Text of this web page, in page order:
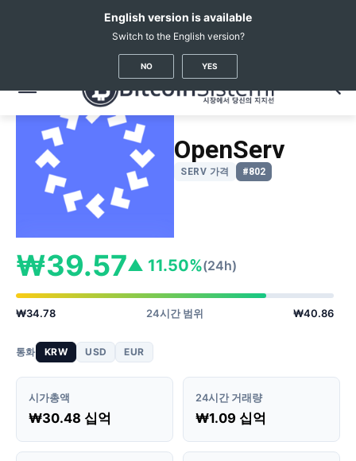
가상화폐 시세 OpenServ(SERV)
OpenServ
SERV 가격 #802
₩39.57▲ 11.50%(24h)
₩34.78 24시간 범위 ₩40.86
통화 KRW USD EUR
시가총액
₩30.48 십억
24시간 거래량
₩1.09 십억
English version is available
Switch to the English version?
NO YES